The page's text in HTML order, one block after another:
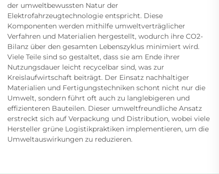
der umweltbewussten Natur der
Elektrofahrzeugtechnologie entspricht. Diese
Komponenten werden mithilfe umweltverträglicher
Verfahren und Materialien hergestellt, wodurch ihre CO2-
Bilanz über den gesamten Lebenszyklus minimiert wird.
Viele Teile sind so gestaltet, dass sie am Ende ihrer
Nutzungsdauer leicht recycelbar sind, was zur
Kreislaufwirtschaft beiträgt. Der Einsatz nachhaltiger
Materialien und Fertigungstechniken schont nicht nur die
Umwelt, sondern führt oft auch zu langlebigeren und
effizienteren Bauteilen. Dieser umweltfreundliche Ansatz
erstreckt sich auf Verpackung und Distribution, wobei viele
Hersteller grüne Logistikpraktiken implementieren, um die
Umweltauswirkungen zu reduzieren.